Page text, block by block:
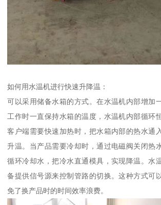
如何用水温机进行快速升降温：
可以采用储备水箱的方式。在水温机内部增加
工作时一直保持水箱的温度，水温机内部循环
客户端需要快速加热时，把水箱内部的热水通
升温。当产品需要冷却时，通过电磁阀关闭热
循环冷却水，把冷水直通模具，实现降温。水
备提供信号源来控制管路的切换。这种方式可
免了换产品时的时间效率浪费。